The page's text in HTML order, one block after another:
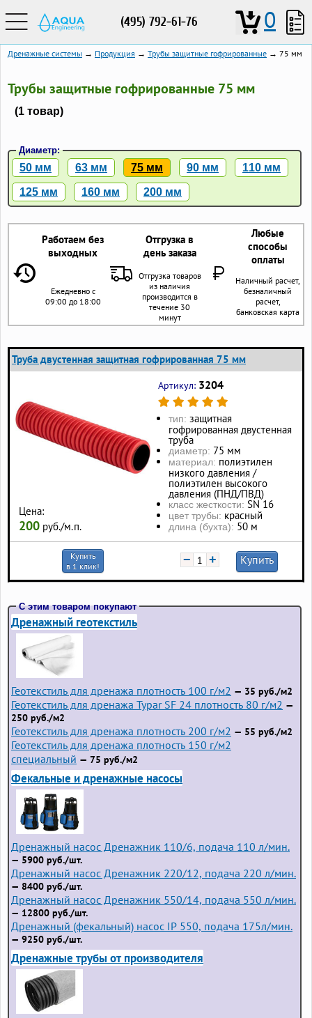
(495) 792-61-76 0
Дренажные системы → Продукция → Трубы защитные гофрированные → 75 мм
Трубы защитные гофрированные 75 мм
(1 товар)
Диаметр:
50 мм 63 мм 75 мм 90 мм 110 мм
125 мм 160 мм 200 мм
Работаем без
выходных
Отгрузка в
день заказа
Любые
способы
оплаты
Ежедневно с
09:00 до 18:00
Отгрузка товаров
из наличия
производится в
течение 30
минут
Наличный расчет,
безналичный
расчет,
банковская карта
Труба двустенная защитная гофрированная 75 мм
Цена:
200 руб./м.п.
Артикул: 3204
тип: защитная
гофрированная двустенная
труба
диаметр: 75 мм
материал: полиэтилен
низкого давления /
полиэтилен высокого
давления (ПНД/ПВД)
класс жесткости: SN 16
цвет трубы: красный
длина (бухта): 50 м
Купить
в 1 клик!
− + Купить
С этим товаром покупают
Дренажный геотекстиль
Геотекстиль для дренажа плотность 100 г/м2 — 35 руб./м2
Геотекстиль для дренажа Typar SF 24 плотность 80 г/м2 —
250 руб./м2
Геотекстиль для дренажа плотность 200 г/м2 — 55 руб./м2
Геотекстиль для дренажа плотность 150 г/м2
специальный — 75 руб./м2
Фекальные и дренажные насосы
Дренажный насос Дренажник 110/6, подача 110 л/мин.
— 5900 руб./шт.
Дренажный насос Дренажник 220/12, подача 220 л/мин.
— 8400 руб./шт.
Дренажный насос Дренажник 550/14, подача 550 л/мин.
— 12800 руб./шт.
Дренажный (фекальный) насос IP 550, подача 175л/мин.
— 9250 руб./шт.
Дренажные трубы от производителя